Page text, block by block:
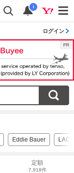
i
ログイン
Eddie Bauer
定額
7,918件